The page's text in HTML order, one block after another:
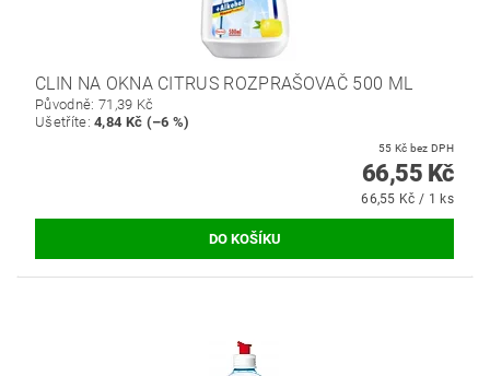
CLIN NA OKNA CITRUS ROZPRAŠOVAČ 500 ML
Původně: 71,39 Kč
Ušetříte:4,84 Kč (–6 %)
55 Kč bez DPH
66,55 Kč
66,55 Kč / 1 ks